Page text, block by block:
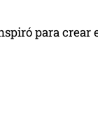
para crear